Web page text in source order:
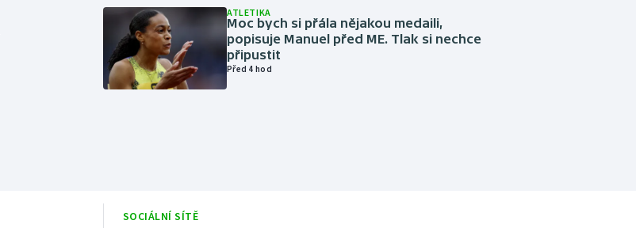
ATLETIKA
Moc bych si přála nějakou medaili,
popisuje Manuel před ME. Tlak si nechce
připustit
Před 4 hod
SOCIÁLNÍ SÍTĚ